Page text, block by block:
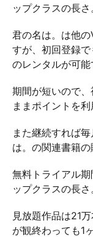
ップクラスの長さ
君の名は。は他
すが、初回登録
のレンタルが可能
期間が短いので
ままポイントを利
また継続すれば
は。の関連書籍の
無料トライアル
ップクラスの長さ
見放題作品は21
が観終わっても1